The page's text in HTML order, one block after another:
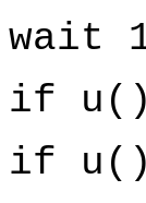
wait
if u()
if u()